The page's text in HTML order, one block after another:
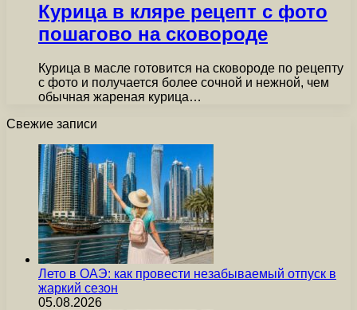
Курица в кляре рецепт с фото
пошагово на сковороде
Курица в масле готовится на сковороде по рецепту
с фото и получается более сочной и нежной, чем
обычная жареная курица…
Свежие записи
Лето в ОАЭ: как провести незабываемый отпуск в
жаркий сезон
05.08.2026